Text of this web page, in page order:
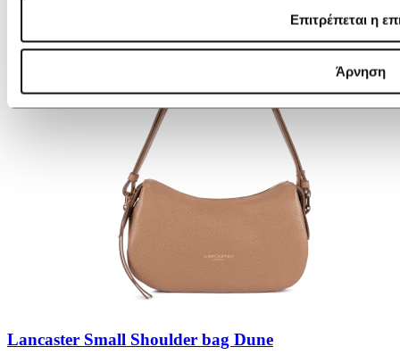
Επιτρέπεται η
Άρνηση
Lancaster Small Shoulder bag Dune